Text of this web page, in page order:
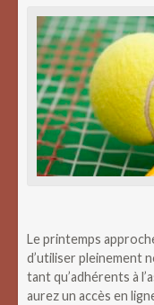
Le printemps
d’utiliser pleinement
tant qu’adhérents à
aurez un accès en